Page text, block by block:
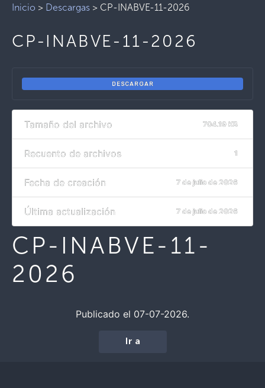
Inicio > Descargas > CP-INABVE-11-2026
CP-INABVE-11-2026
DESCARGAR
Tamaño del archivo 704.19 KB
Recuento de archivos 1
Fecha de creación 7 de julio de 2026
Última actualización 7 de julio de 2026
CP-INABVE-11-
2026
Publicado el 07-07-2026.
Ir a